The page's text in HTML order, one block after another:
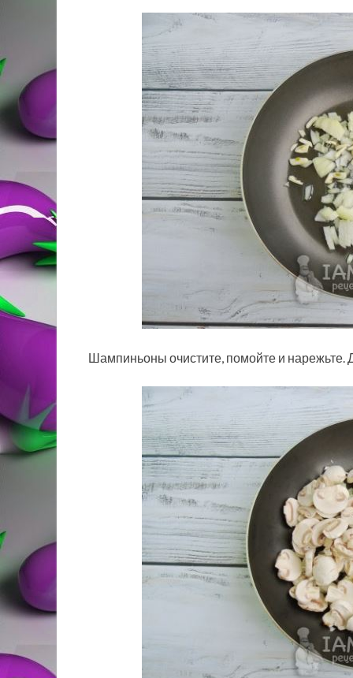
Шампиньоны очистите, помойте и нарежьте.